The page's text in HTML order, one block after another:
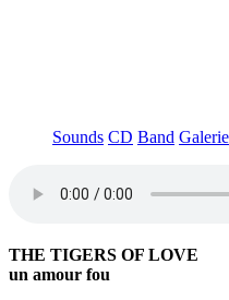
Sounds CD Band Galerie
THE TIGERS OF LOVE
un amour fou